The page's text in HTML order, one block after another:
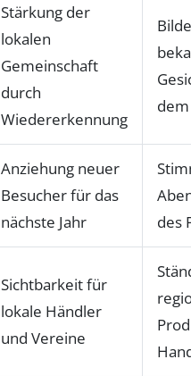
Stärkung der
lokalen
Gemeinschaft
durch
Wiedererkennung
Anziehung neuer
Besucher für das
nächste Jahr
des
Sichtbarkeit für
lokale Händler
und Vereine